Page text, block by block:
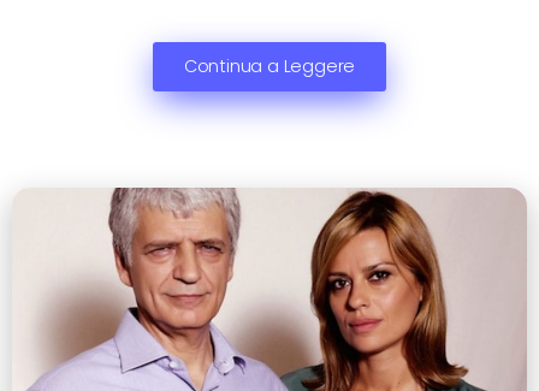
Continua a Leggere